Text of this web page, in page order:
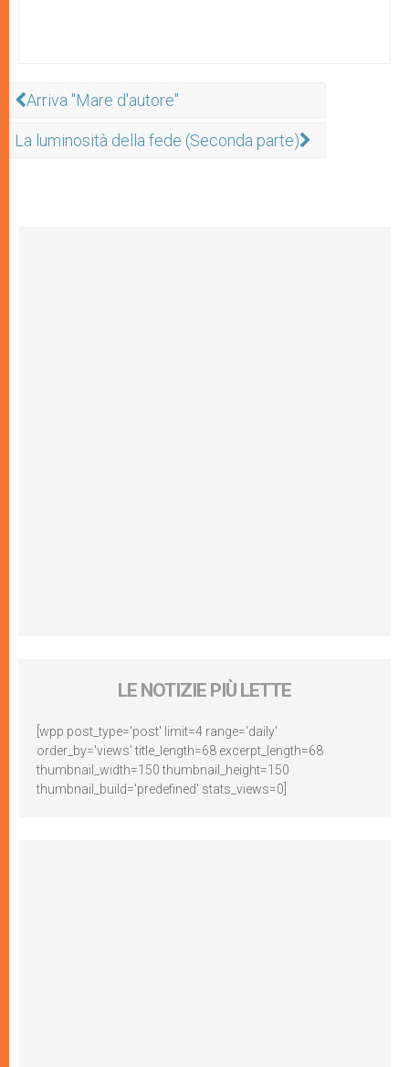
Arriva "Mare d'autore"
La luminosità della fede (Seconda parte)
LE NOTIZIE PIÙ LETTE
[wpp post_type='post' limit=4 range='daily'
order_by='views' title_length=68 excerpt_length=68
thumbnail_width=150 thumbnail_height=150
thumbnail_build='predefined' stats_views=0]